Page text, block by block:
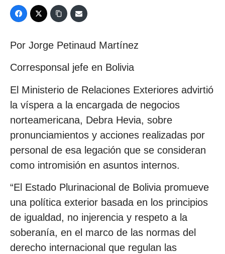
Por Jorge Petinaud Martínez
Corresponsal jefe en Bolivia
El Ministerio de Relaciones Exteriores advirtió
la víspera a la encargada de negocios
norteamericana, Debra Hevia, sobre
pronunciamientos y acciones realizadas por
personal de esa legación que se consideran
como intromisión en asuntos internos.
“El Estado Plurinacional de Bolivia promueve
una política exterior basada en los principios
de igualdad, no injerencia y respeto a la
soberanía, en el marco de las normas del
derecho internacional que regulan las